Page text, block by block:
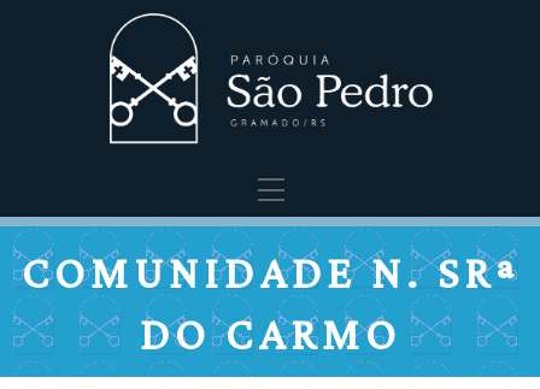
Menu
COMUNIDADE N. SRª
DO CARMO